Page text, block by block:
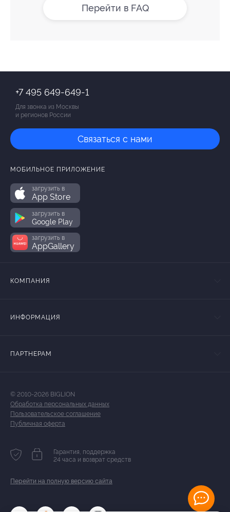
Перейти в FAQ
+7 495 649-649-1
Для звонка из Москвы
и регионов России
Связаться с нами
МОБИЛЬНОЕ ПРИЛОЖЕНИЕ
загрузить в
App Store
загрузить в
Google Play
загрузить в
AppGallery
КОМПАНИЯ
ИНФОРМАЦИЯ
ПАРТНЕРАМ
© 2010-2026 BIGLION
Обработка персональных данных
Пользовательское соглашение
Публичная оферта
Гарантия, поддержка
24 часа и возврат средств
Перейти на полную версию сайта